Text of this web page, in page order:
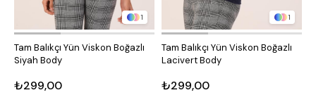
1
Tam Balıkçı Yün Viskon Boğazlı
Siyah Body
₺299,00
1
Tam Balıkçı Yün Viskon Boğazlı
Lacivert Body
₺299,00